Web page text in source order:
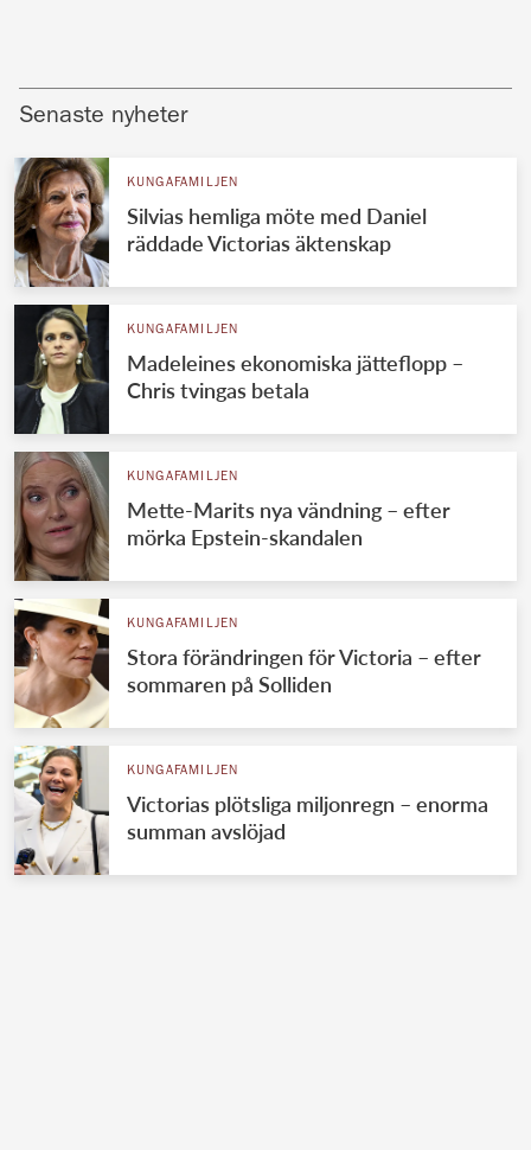
Senaste nyheter
KUNGAFAMILJEN
Silvias hemliga möte med Daniel
räddade Victorias äktenskap
KUNGAFAMILJEN
Madeleines ekonomiska jätteflopp –
Chris tvingas betala
KUNGAFAMILJEN
Mette-Marits nya vändning – efter
mörka Epstein-skandalen
KUNGAFAMILJEN
Stora förändringen för Victoria – efter
sommaren på Solliden
KUNGAFAMILJEN
Victorias plötsliga miljonregn – enorma
summan avslöjad